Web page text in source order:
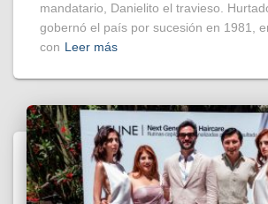
mandatario, Danielito el travieso.
gobernó el país por sucesión en 1981,
con Leer más